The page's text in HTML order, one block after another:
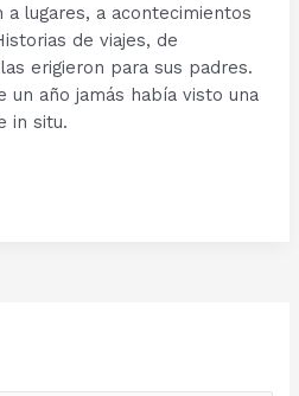
a lugares, a acontecimientos
de viajes, de
erigieron para sus padres.
un año jamás había visto una
in situ.